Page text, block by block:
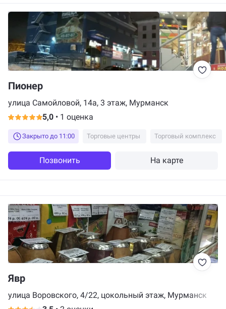
Пионер
улица Самойловой, 14а, 3 этаж, Мурманск
5,0 • 1 оценка
Закрыто до 11:00 Торговые центры Торговый комплекс
Позвонить На карте
Явр
улица Воровского, 4/22, цокольный этаж, Мурманск